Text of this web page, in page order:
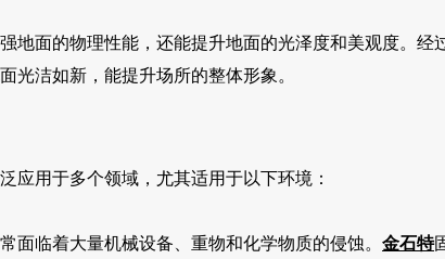
地面的物理性能，还能提升地面的光泽度和美观度。
光洁如新，能提升场所的整体形象。
应用于多个领域，尤其适用于以下环境：
面临着大量机械设备、重物和化学物质的侵蚀。 金石特